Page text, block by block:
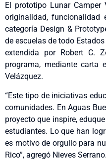
El prototipo Lunar Camper
originalidad, funcionalidad
categoría Design &
de escuelas de todo
extendida por Robert C.
programa, mediante carta
Velázquez.
“Este tipo de iniciativas
comunidades. En Aguas
proyecto que inspire,
estudiantes. Lo que han
es motivo de orgullo para
Rico”, agregó Nieves Serrano.